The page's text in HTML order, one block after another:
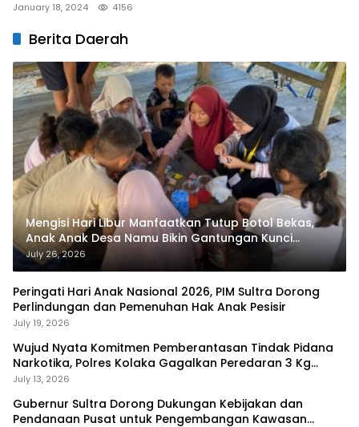
January 18, 2024 4156
Berita Daerah
Mengisi Hari Libur Manfaatkan Tutup Botol Bekas,
Anak Anak Desa Namu Bikin Gantungan Kunci
Bernilai Ekonomi
July 26, 2026
Peringati Hari Anak Nasional 2026, PIM Sultra Dorong
Perlindungan dan Pemenuhan Hak Anak Pesisir
July 19, 2026
Wujud Nyata Komitmen Pemberantasan Tindak Pidana
Narkotika, Polres Kolaka Gagalkan Peredaran 3 Kg
Sabu-Sabu
July 13, 2026
Gubernur Sultra Dorong Dukungan Kebijakan dan
Pendanaan Pusat untuk Pengembangan Kawasan